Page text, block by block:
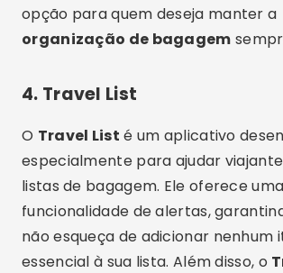
opção para quem deseja manter a
organização de bagagem
4. Travel List
O Travel List é um aplicativo
especialmente para ajudar
listas de bagagem. Ele oferece uma
funcionalidade de alertas,
não esqueça de adicionar nenhum
essencial à sua lista. Além disso, o